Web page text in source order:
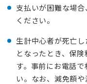
支払いが困難な場
ください。
生計中心者が死亡
となったとき、保
す。事前にお電話
い。なお、減免額